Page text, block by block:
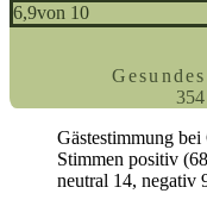
6,9von 10
354
Gästestimmung
Stimmen positiv
neutral 14, negativ